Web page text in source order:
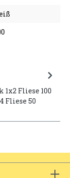
1x2 Fliese 100
Fliese 50